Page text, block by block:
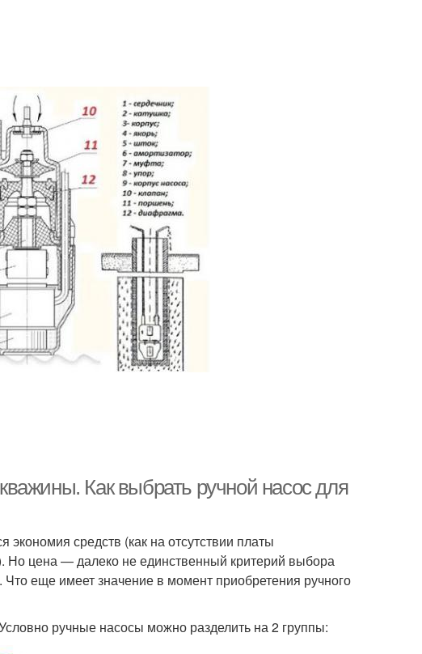
Как выбрать ручной насос для
средств (как на отсутствии платы
Но цена — далеко не единственный критерий выбора
еще имеет значение в момент приобретения ручного
ручные насосы можно разделить на 2 группы: